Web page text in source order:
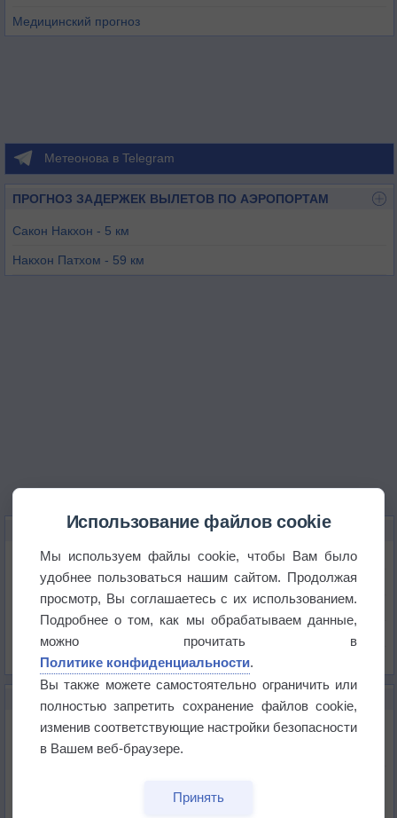
Медицинский прогноз
Метеонова в Telegram
ПРОГНОЗ ЗАДЕРЖЕК ВЫЛЕТОВ ПО АЭРОПОРТАМ
Сакон Накхон - 5 км
Накхон Патхом - 59 км
КАРТЫ ПОГОДЫ В САКОННАКХОНЕ
Температура
Давление
Осадки
Список всех карт
Космическая погода влияет на транспорт
Использование файлов cookie
Мы используем файлы cookie, чтобы Вам было
удобнее пользоваться нашим сайтом. Продолжая
просмотр, Вы соглашаетесь с их использованием.
Подробнее о том, как мы обрабатываем данные,
можно прочитать в
Политике конфиденциальности.
Вы также можете самостоятельно ограничить или
полностью запретить сохранение файлов cookie,
изменив соответствующие настройки безопасности
в Вашем веб-браузере.
Принять